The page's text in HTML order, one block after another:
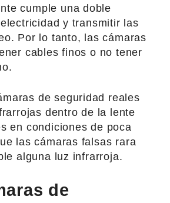
cumple una doble
y transmitir las
Por lo tanto, las cámaras
cables finos o no tener
de seguridad reales
dentro de la lente
en condiciones de poca
las cámaras falsas rara
alguna luz infrarroja.
de